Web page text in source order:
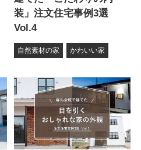
装」注文住宅事例3選
Vol.4
自然素材の家 かわいい家